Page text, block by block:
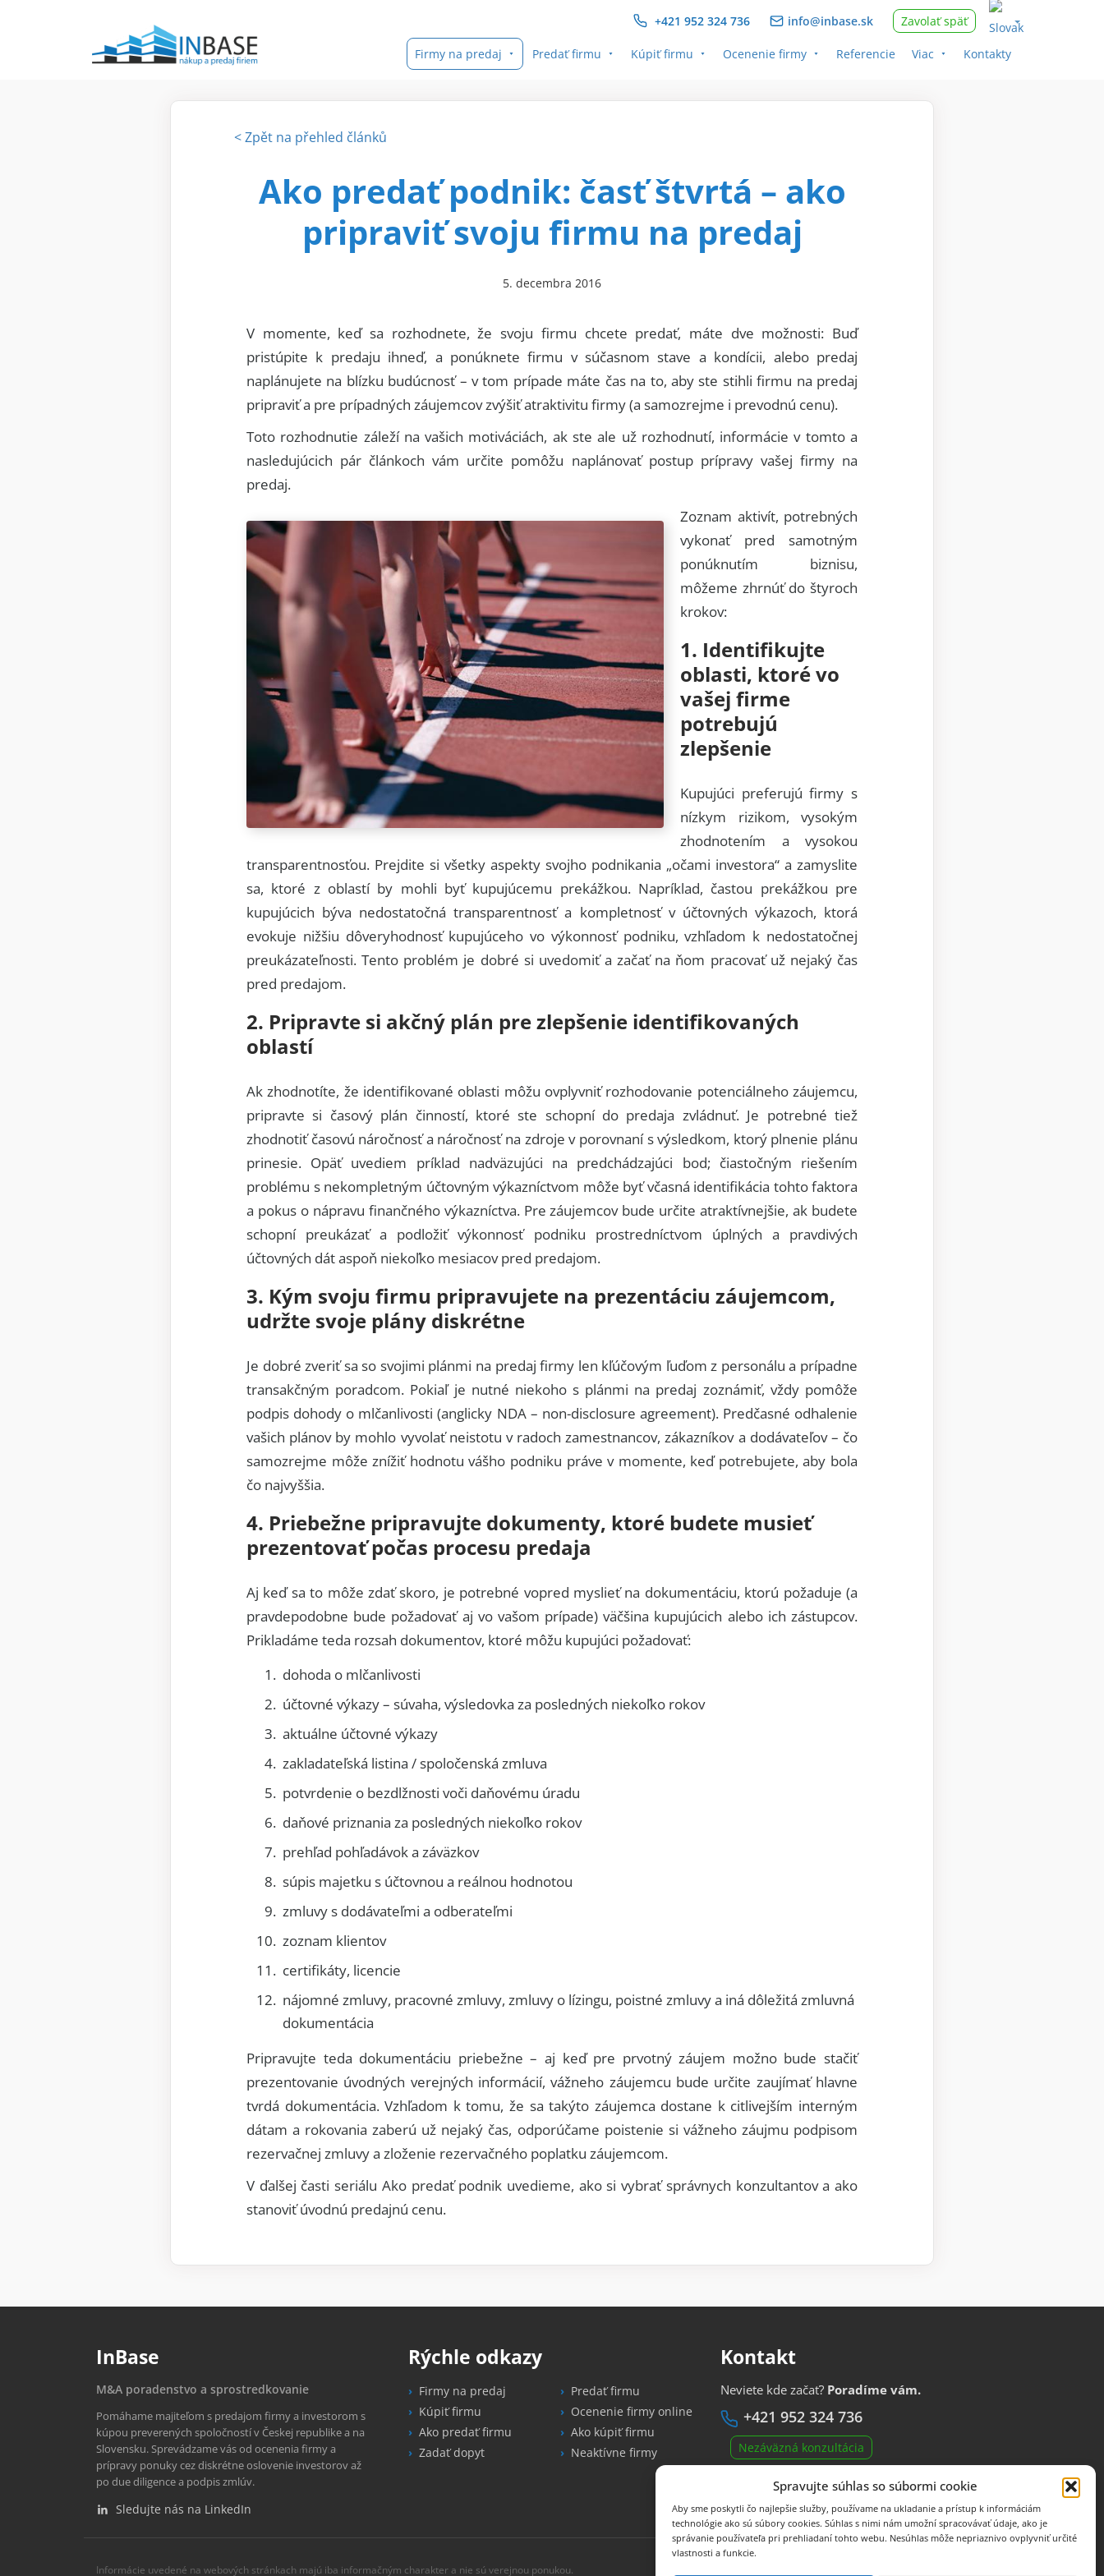
Spravujte súhlas so súbormi cookie
Aby sme poskytli čo najlepšie služby, používame na ukladanie a prístup k informáciám
technológie ako sú súbory cookies. Súhlas s nimi nám umožní spracovávať údaje, ako je
správanie používateľa pri prehliadaní tohto webu. Nesúhlas môže nepriaznivo ovplyvniť určité
vlastnosti a funkcie.
+421 952 324 736 info@inbase.sk Zavolať späť
Firmy na predaj Predať firmu Kúpiť firmu Ocenenie firmy Referencie Viac Kontakty
< Zpět na přehled článků
Ako predať podnik: časť štvrtá – ako
pripraviť svoju firmu na predaj
5. decembra 2016
V momente, keď sa rozhodnete, že svoju firmu chcete predať, máte dve možnosti: Buď
pristúpite k predaju ihneď, a ponúknete firmu v súčasnom stave a kondícii, alebo predaj
naplánujete na blízku budúcnosť – v tom prípade máte čas na to, aby ste stihli firmu na predaj
pripraviť a pre prípadných záujemcov zvýšiť atraktivitu firmy (a samozrejme i prevodnú cenu).
Toto rozhodnutie záleží na vašich motiváciách, ak ste ale už rozhodnutí, informácie v tomto a
nasledujúcich pár článkoch vám určite pomôžu naplánovať postup prípravy vašej firmy na
predaj.
Zoznam aktivít, potrebných
vykonať pred samotným
ponúknutím biznisu,
môžeme zhrnúť do štyroch
krokov:
1. Identifikujte
oblasti, ktoré vo
vašej firme
potrebujú
zlepšenie
Kupujúci preferujú firmy s
nízkym rizikom, vysokým
zhodnotením a vysokou
transparentnosťou. Prejdite si všetky aspekty svojho podnikania „očami investora“ a zamyslite
sa, ktoré z oblastí by mohli byť kupujúcemu prekážkou. Napríklad, častou prekážkou pre
kupujúcich býva nedostatočná transparentnosť a kompletnosť v účtovných výkazoch, ktorá
evokuje nižšiu dôveryhodnosť kupujúceho vo výkonnosť podniku, vzhľadom k nedostatočnej
preukázateľnosti. Tento problém je dobré si uvedomiť a začať na ňom pracovať už nejaký čas
pred predajom.
2. Pripravte si akčný plán pre zlepšenie identifikovaných
oblastí
Ak zhodnotíte, že identifikované oblasti môžu ovplyvniť rozhodovanie potenciálneho záujemcu,
pripravte si časový plán činností, ktoré ste schopní do predaja zvládnuť. Je potrebné tiež
zhodnotiť časovú náročnosť a náročnosť na zdroje v porovnaní s výsledkom, ktorý plnenie plánu
prinesie. Opäť uvediem príklad nadväzujúci na predchádzajúci bod; čiastočným riešením
problému s nekompletným účtovným výkazníctvom môže byť včasná identifikácia tohto faktora
a pokus o nápravu finančného výkazníctva. Pre záujemcov bude určite atraktívnejšie, ak budete
schopní preukázať a podložiť výkonnosť podniku prostredníctvom úplných a pravdivých
účtovných dát aspoň niekoľko mesiacov pred predajom.
3. Kým svoju firmu pripravujete na prezentáciu záujemcom,
udržte svoje plány diskrétne
Je dobré zveriť sa so svojimi plánmi na predaj firmy len kľúčovým ľuďom z personálu a prípadne
transakčným poradcom. Pokiaľ je nutné niekoho s plánmi na predaj zoznámiť, vždy pomôže
podpis dohody o mlčanlivosti (anglicky NDA – non-disclosure agreement). Predčasné odhalenie
vašich plánov by mohlo vyvolať neistotu v radoch zamestnancov, zákazníkov a dodávateľov – čo
samozrejme môže znížiť hodnotu vášho podniku práve v momente, keď potrebujete, aby bola
čo najvyššia.
4. Priebežne pripravujte dokumenty, ktoré budete musieť
prezentovať počas procesu predaja
Aj keď sa to môže zdať skoro, je potrebné vopred myslieť na dokumentáciu, ktorú požaduje (a
pravdepodobne bude požadovať aj vo vašom prípade) väčšina kupujúcich alebo ich zástupcov.
Prikladáme teda rozsah dokumentov, ktoré môžu kupujúci požadovať:
dohoda o mlčanlivosti
účtovné výkazy – súvaha, výsledovka za posledných niekoľko rokov
aktuálne účtovné výkazy
zakladateľská listina / spoločenská zmluva
potvrdenie o bezdlžnosti voči daňovému úradu
daňové priznania za posledných niekoľko rokov
prehľad pohľadávok a záväzkov
súpis majetku s účtovnou a reálnou hodnotou
zmluvy s dodávateľmi a odberateľmi
zoznam klientov
certifikáty, licencie
nájomné zmluvy, pracovné zmluvy, zmluvy o lízingu, poistné zmluvy a iná dôležitá zmluvná
dokumentácia
Pripravujte teda dokumentáciu priebežne – aj keď pre prvotný záujem možno bude stačiť
prezentovanie úvodných verejných informácií, vážneho záujemcu bude určite zaujímať hlavne
tvrdá dokumentácia. Vzhľadom k tomu, že sa takýto záujemca dostane k citlivejším interným
dátam a rokovania zaberú už nejaký čas, odporúčame poistenie si vážneho záujmu podpisom
rezervačnej zmluvy a zloženie rezervačného poplatku záujemcom.
V ďalšej časti seriálu Ako predať podnik uvedieme, ako si vybrať správnych konzultantov a ako
stanoviť úvodnú predajnú cenu.
InBase
M&A poradenstvo a sprostredkovanie
Pomáhame majiteľom s predajom firmy a investorom s
kúpou preverených spoločností v Českej republike a na
Slovensku. Sprevádzame vás od ocenenia firmy a
prípravy ponuky cez diskrétne oslovenie investorov až
po due diligence a podpis zmlúv.
Sledujte nás na LinkedIn
Rýchle odkazy
Firmy na predaj
Predať firmu
Kúpiť firmu
Ocenenie firmy online
Ako predať firmu
Ako kúpiť firmu
Zadať dopyt
Neaktívne firmy
Kontakt
Neviete kde začať? Poradíme vám.
+421 952 324 736
Nezáväzná konzultácia
Nové ponuky firiem e-mailom
Informácie uvedené na webových stránkach majú iba informačným charakter a nie sú verejnou ponukou.